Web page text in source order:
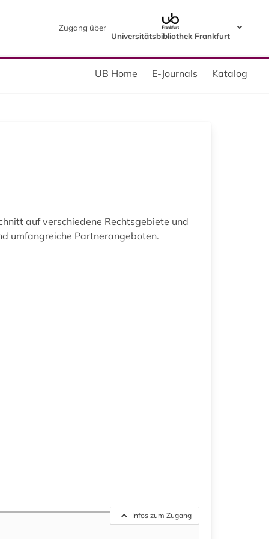
Zugang über
Universitätsbibliothek Frankfurt
UB Home E-Journals Katalog
auf verschiedene Rechtsgebiete und
umfangreiche Partnerangeboten.
Infos zum Zugang